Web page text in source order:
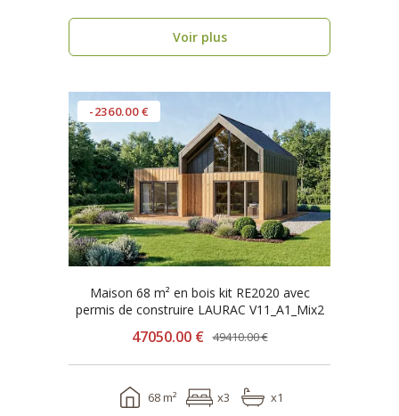
Voir plus
-2360.00 €
Maison 68 m² en bois kit RE2020 avec
permis de construire LAURAC V11_A1_Mix2
47050.00 € 49410.00 €
68 m² x3 x1